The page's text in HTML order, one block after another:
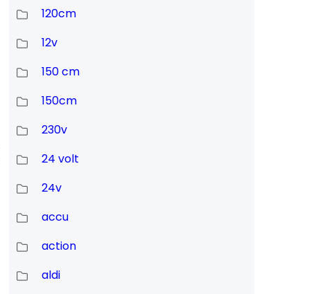
120cm
12v
150 cm
150cm
230v
24 volt
24v
accu
action
aldi